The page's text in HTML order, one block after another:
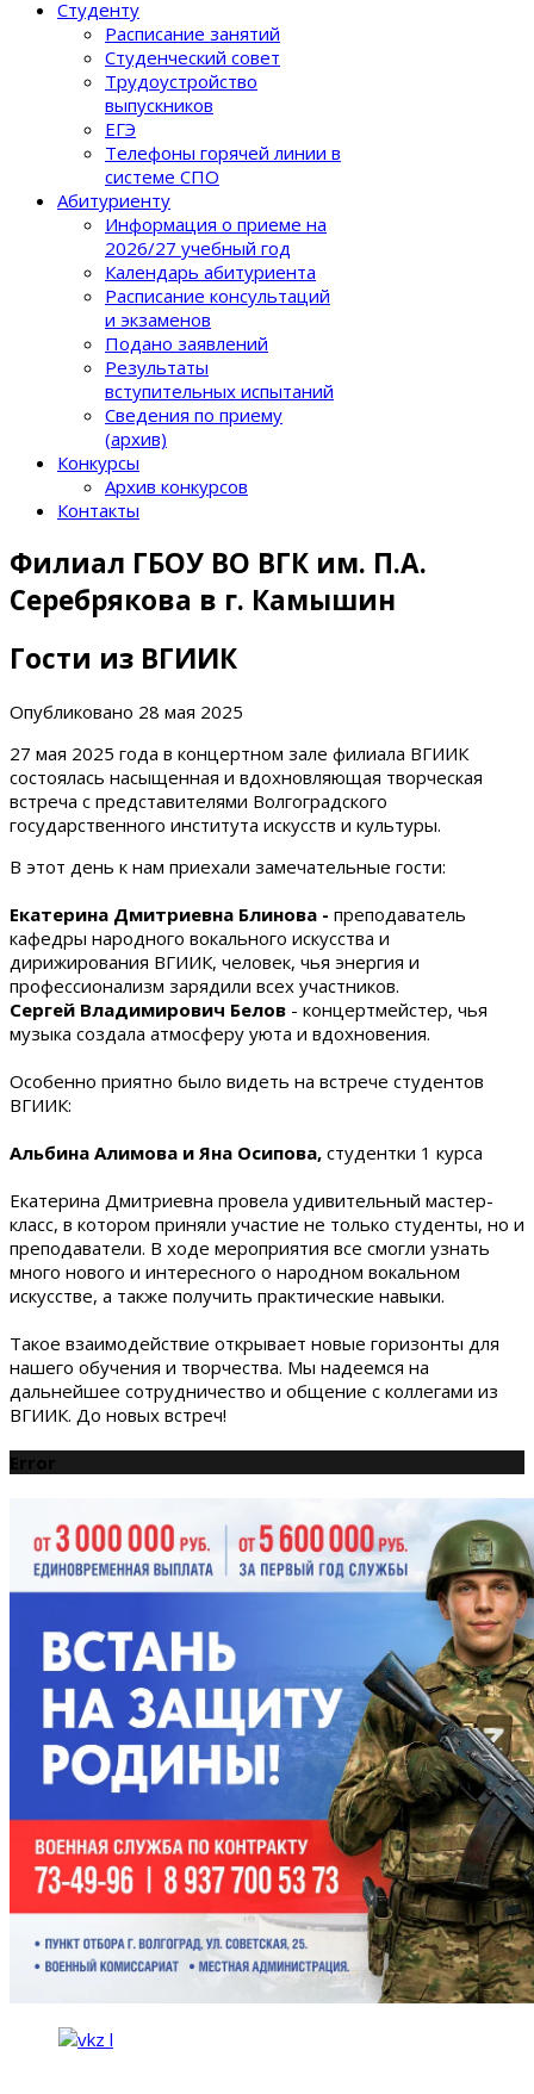
Студенту
Расписание занятий
Студенческий совет
Трудоустройство
выпускников
ЕГЭ
Телефоны горячей линии в
системе СПО
Абитуриенту
Информация о приеме на
2026/27 учебный год
Календарь абитуриента
Расписание консультаций
и экзаменов
Подано заявлений
Результаты
вступительных испытаний
Сведения по приему
(архив)
Конкурсы
Архив конкурсов
Контакты
Филиал ГБОУ ВО ВГК им. П.А.
Серебрякова в г. Камышин
Гости из ВГИИК
Опубликовано 28 мая 2025
27 мая 2025 года в концертном зале филиала ВГИИК
состоялась насыщенная и вдохновляющая творческая
встреча с представителями Волгоградского
государственного института искусств и культуры.
В этот день к нам приехали замечательные гости:
Екатерина Дмитриевна Блинова - преподаватель
кафедры народного вокального искусства и
дирижирования ВГИИК, человек, чья энергия и
профессионализм зарядили всех участников.
Сергей Владимирович Белов - концертмейстер, чья
музыка создала атмосферу уюта и вдохновения.
Особенно приятно было видеть на встрече студентов
ВГИИК:
Альбина Алимова и Яна Осипова, студентки 1 курса
Екатерина Дмитриевна провела удивительный мастер-
класс, в котором приняли участие не только студенты, но и
преподаватели. В ходе мероприятия все смогли узнать
много нового и интересного о народном вокальном
искусстве, а также получить практические навыки.
Такое взаимодействие открывает новые горизонты для
нашего обучения и творчества. Мы надеемся на
дальнейшее сотрудничество и общение с коллегами из
ВГИИК. До новых встреч!
Error